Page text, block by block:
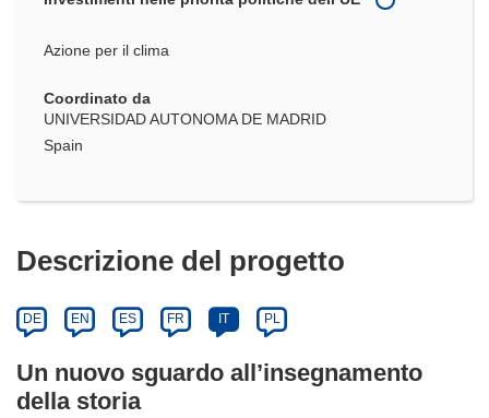
Azione per il clima
Coordinato da
UNIVERSIDAD AUTONOMA DE MADRID
Spain
Descrizione del progetto
DE EN ES FR IT PL
Un nuovo sguardo all’insegnamento
della storia